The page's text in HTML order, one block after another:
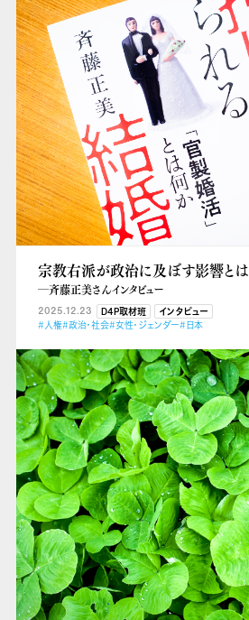
宗教右派が政治に及ぼす影響とは
―斉藤正美さんインタビュー
2025.12.23 D4P取材班
インタビュー
#人権#政治・社会#女性・ジェンダー#日本